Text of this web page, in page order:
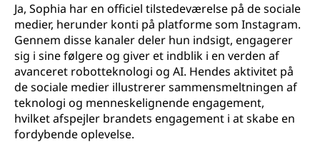
Ja, Sophia har en officiel tilstedeværelse på de sociale
medier, herunder konti på platforme som Instagram.
Gennem disse kanaler deler hun indsigt, engagerer
sig i sine følgere og giver et indblik i en verden af
avanceret robotteknologi og AI. Hendes aktivitet på
de sociale medier illustrerer sammensmeltningen af
teknologi og menneskelignende engagement,
hvilket afspejler brandets engagement i at skabe en
fordybende oplevelse.